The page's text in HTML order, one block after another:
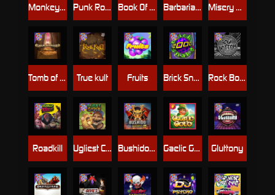
Roadkill
Book Of Shadows
Rock Bottom
Brick Snake 2000
Monkey's Gold xPays Barbarian Fury
Tomb of Akhenaten
Gluttony
Fruits
Punk Rocker
Gaelic Gold
Misery Mining
True kult
Bushido Way xNudge
Ugliest Catch